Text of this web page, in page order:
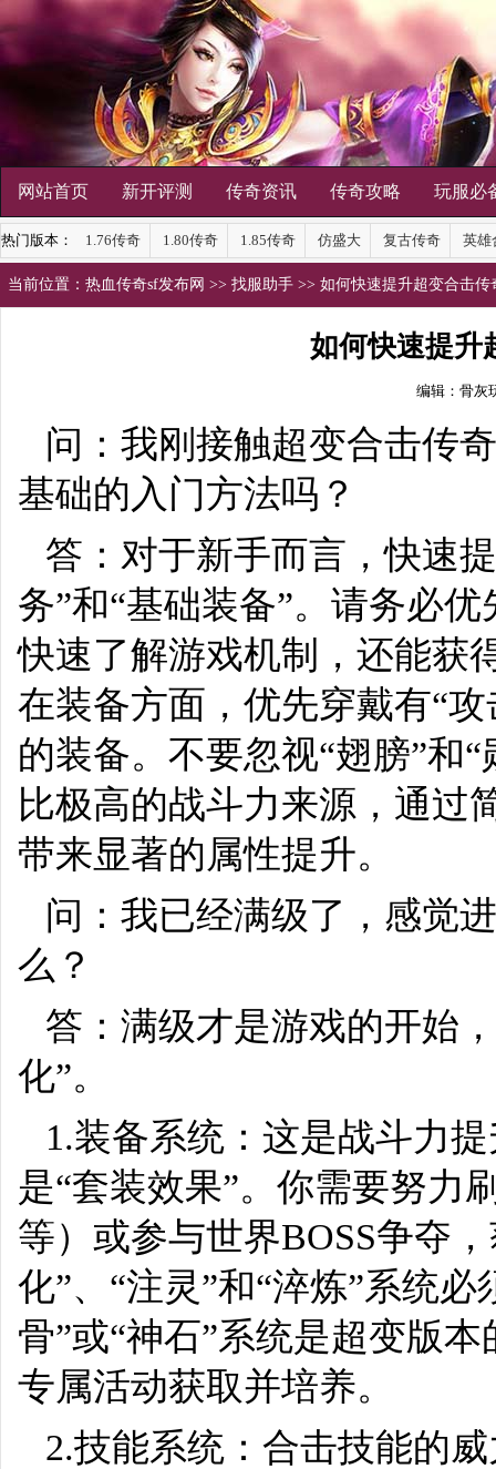
网站首页 新开评测 传奇资讯 传奇攻略 玩服必
热门版本： 1.76传奇 1.80传奇 1.85传奇 仿盛大 复古传奇 英雄
当前位置： 热血传奇sf发布网 >> 找服助手 >> 如何快速提升超变合击传
如何快速提升
编辑：骨灰
问：我刚接触超变合击传
基础的入门方法吗？
答：对于新手而言，快速
务”和“基础装备”。请务必
快速了解游戏机制，还能获
在装备方面，优先穿戴有“
的装备。不要忽视“翅膀”和
比极高的战斗力来源，通过
带来显著的属性提升。
问：我已经满级了，感觉
么？
答：满级才是游戏的开始
化”。
1.装备系统：这是战斗力
是“套装效果”。你需要努力
等）或参与世界BOSS争夺
化”、“注灵”和“淬炼”系统
骨”或“神石”系统是超变版
专属活动获取并培养。
2.技能系统：合击技能的